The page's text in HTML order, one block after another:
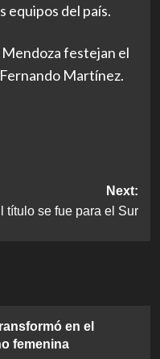
equipos del país.
festejan el
Martínez.
Next:
título se fue para el Sur
en el
femenina